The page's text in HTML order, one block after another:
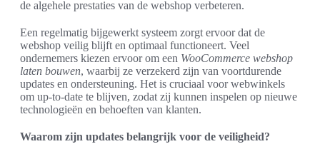
de algehele prestaties van de webshop verbeteren.
Een regelmatig bijgewerkt systeem zorgt ervoor dat de
webshop veilig blijft en optimaal functioneert. Veel
ondernemers kiezen ervoor om een WooCommerce webshop
laten bouwen, waarbij ze verzekerd zijn van voortdurende
updates en ondersteuning. Het is cruciaal voor webwinkels
om up-to-date te blijven, zodat zij kunnen inspelen op nieuwe
technologieën en behoeften van klanten.
Waarom zijn updates belangrijk voor de veiligheid?